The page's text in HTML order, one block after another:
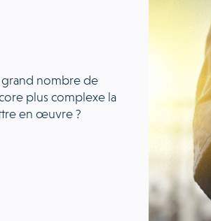
grand nombre de
plus complexe la
en œuvre ?